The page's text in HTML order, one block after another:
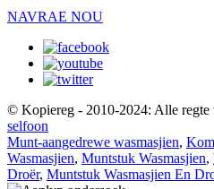
NAVRAE NOU
© Kopiereg - 2010-2024: Alle regte
selfoon
Munt-aangedrewe wasmasjien,
Wasmasjien, Muntstuk Wasmasjien,
Droër, Muntstuk Wasmasjien En